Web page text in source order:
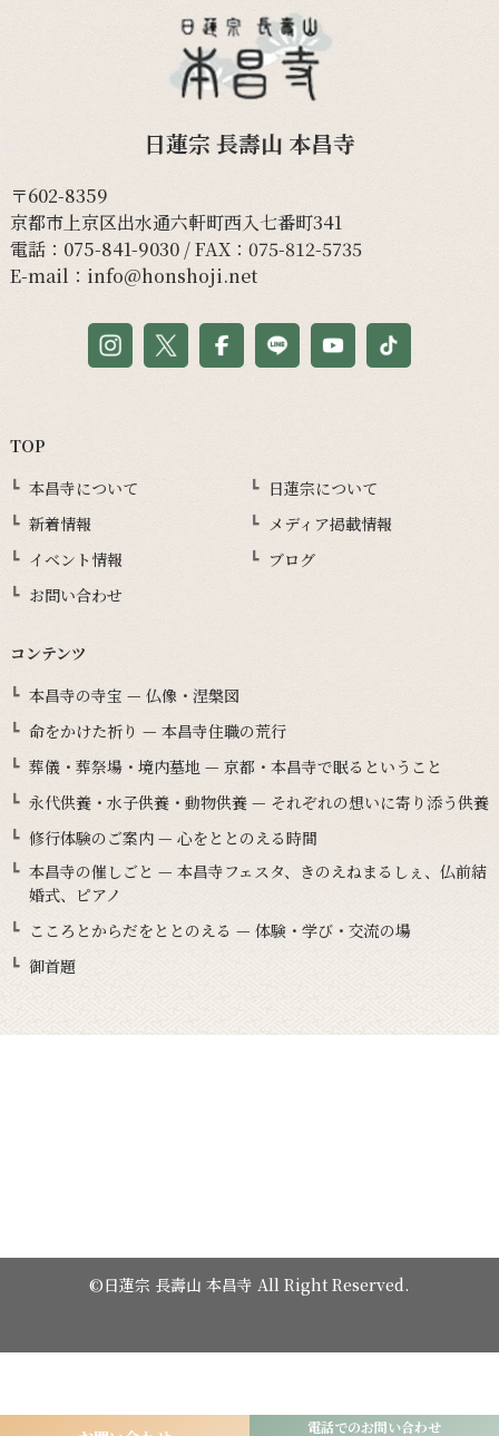
電話でのお問い合わせ
日蓮宗 長壽山 本昌寺
〒602-8359
京都市上京区出水通六軒町西入七番町341
電話： 075-841-9030/ FAX：075-812-5735
E-mail： info@honshoji.net
TOP
本昌寺について
日蓮宗について
新着情報
メディア掲載情報
イベント情報
ブログ
お問い合わせ
コンテンツ
本昌寺の寺宝 — 仏像・涅槃図
命をかけた祈り — 本昌寺住職の荒行
葬儀・葬祭場・境内墓地 — 京都・本昌寺で眠るということ
永代供養・水子供養・動物供養 — それぞれの想いに寄り添う供養
修行体験のご案内 — 心をととのえる時間
本昌寺の催しごと — 本昌寺フェスタ、きのえねまるしぇ、仏前結
婚式、ピアノ
こころとからだをととのえる — 体験・学び・交流の場
御首題
©日蓮宗 長壽山 本昌寺 All Right Reserved.